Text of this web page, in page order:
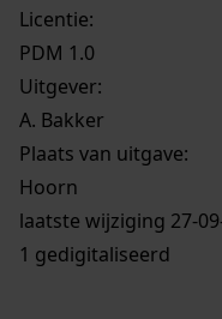
Licentie:
PDM 1.0
Uitgever:
A. Bakker
Plaats van uitgave:
Hoorn
laatste wijziging 27-
1 gedigitaliseerd